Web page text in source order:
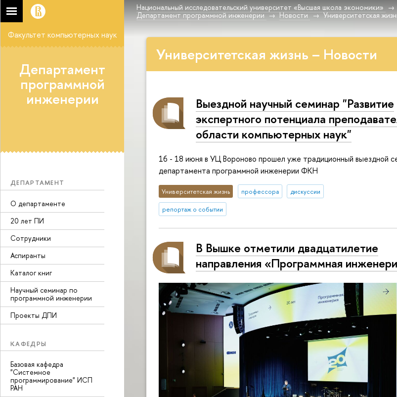
Национальный исследовательский университет «Высшая школа экономики»
Департамент программной инженерии
Новости Университетская
Факультет компьютерных наук
Департамент
программной
инженерии
ДЕПАРТАМЕНТ
О департаменте
20 лет ПИ
Сотрудники
Аспиранты
Каталог книг
Научный семинар по
программной инженерии
Проекты ДПИ
КАФЕДРЫ
Базовая кафедра
"Системное
программирование" ИСП
РАН
Университетская жизнь – Новости
Выездной научный семинар "Развитие
экспертного потенциала
области компьютерных наук"
16 - 18 июня в УЦ Вороново прошел уже традиционный выездной
департамента программной инженерии ФКН
Университетская жизнь профессора дискуссии
репортаж о событии
В Вышке отметили двадцатилетие
направления «Программная